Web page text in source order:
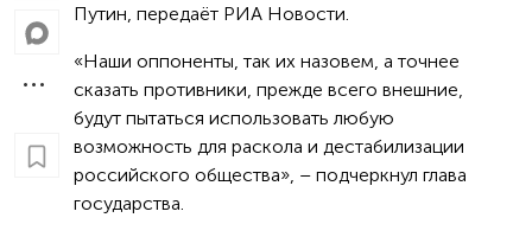
Путин, передаёт РИА Новости.
«Наши оппоненты, так их назовем, а точнее
сказать противники, прежде всего внешние,
будут пытаться использовать любую
возможность для раскола и дестабилизации
российского общества», – подчеркнул глава
государства.